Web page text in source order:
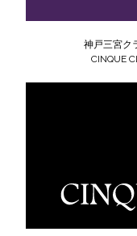
神戸三宮ク
CINQUE